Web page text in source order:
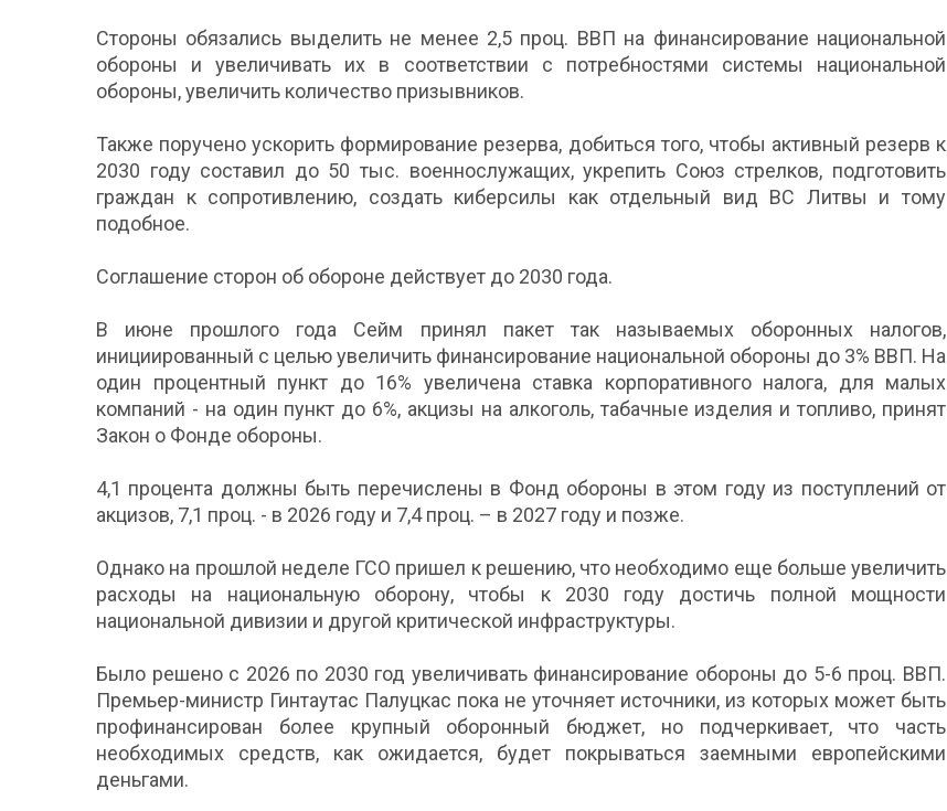
Стороны обязались выделить не менее 2,5 проц. ВВП на финансирование национальной
обороны и увеличивать их в соответствии с потребностями системы национальной
обороны, увеличить количество призывников.
Также поручено ускорить формирование резерва, добиться того, чтобы активный резерв к
2030 году составил до 50 тыс. военнослужащих, укрепить Союз стрелков, подготовить
граждан к сопротивлению, создать киберсилы как отдельный вид ВС Литвы и тому
подобное.
Соглашение сторон об обороне действует до 2030 года.
В июне прошлого года Сейм принял пакет так называемых оборонных налогов,
инициированный с целью увеличить финансирование национальной обороны до 3% ВВП. На
один процентный пункт до 16% увеличена ставка корпоративного налога, для малых
компаний - на один пункт до 6%, акцизы на алкоголь, табачные изделия и топливо, принят
Закон о Фонде обороны.
4,1 процента должны быть перечислены в Фонд обороны в этом году из поступлений от
акцизов, 7,1 проц. - в 2026 году и 7,4 проц. – в 2027 году и позже.
Однако на прошлой неделе ГСО пришел к решению, что необходимо еще больше увеличить
расходы на национальную оборону, чтобы к 2030 году достичь полной мощности
национальной дивизии и другой критической инфраструктуры.
Было решено с 2026 по 2030 год увеличивать финансирование обороны до 5-6 проц. ВВП.
Премьер-министр Гинтаутас Палуцкас пока не уточняет источники, из которых может быть
профинансирован более крупный оборонный бюджет, но подчеркивает, что часть
необходимых средств, как ожидается, будет покрываться заемными европейскими
деньгами.